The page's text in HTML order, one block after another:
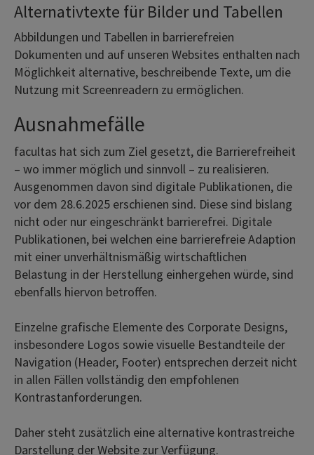
Alternativtexte für Bilder und Tabellen
Abbildungen und Tabellen in barrierefreien
Dokumenten und auf unseren Websites enthalten nach
Möglichkeit alternative, beschreibende Texte, um die
Nutzung mit Screenreadern zu ermöglichen.
Ausnahmefälle
facultas hat sich zum Ziel gesetzt, die Barrierefreiheit
– wo immer möglich und sinnvoll – zu realisieren.
Ausgenommen davon sind digitale Publikationen, die
vor dem 28.6.2025 erschienen sind. Diese sind bislang
nicht oder nur eingeschränkt barrierefrei. Digitale
Publikationen, bei welchen eine barrierefreie Adaption
mit einer unverhältnismäßig wirtschaftlichen
Belastung in der Herstellung einhergehen würde, sind
ebenfalls hiervon betroffen.
Einzelne grafische Elemente des Corporate Designs,
insbesondere Logos sowie visuelle Bestandteile der
Navigation (Header, Footer) entsprechen derzeit nicht
in allen Fällen vollständig den empfohlenen
Kontrastanforderungen.
Daher steht zusätzlich eine alternative kontrastreiche
Darstellung der Website zur Verfügung.